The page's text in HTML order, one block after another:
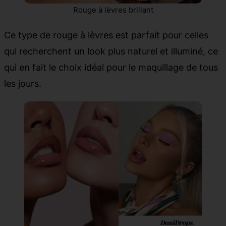
Rouge à lèvres brillant
Ce type de rouge à lèvres est parfait pour celles
qui recherchent un look plus naturel et illuminé, ce
qui en fait le choix idéal pour le maquillage de tous
les jours.